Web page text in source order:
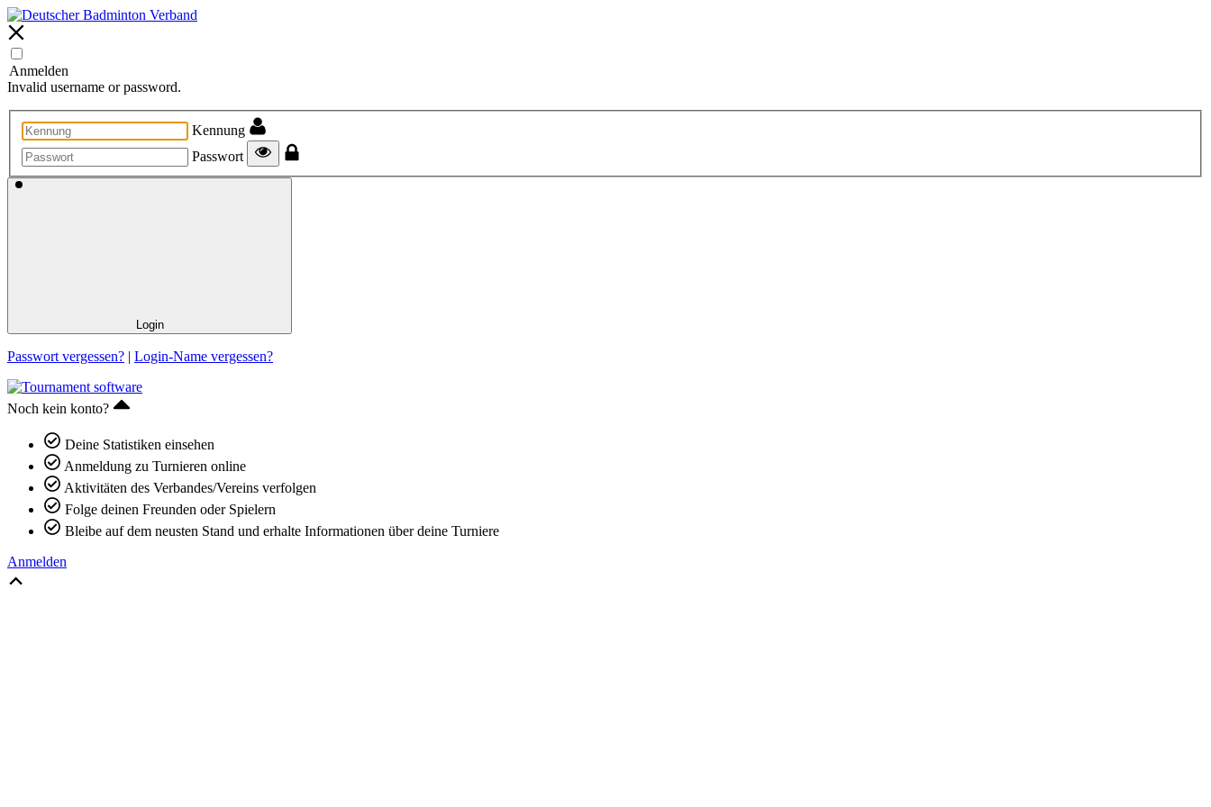
Anmelden
Invalid username or password.
Kennung
Passwort
Login
Passwort vergessen? | Login-Name vergessen?
Noch kein konto?
Deine Statistiken einsehen
Anmeldung zu Turnieren online
Aktivitäten des Verbandes/Vereins verfolgen
Folge deinen Freunden oder Spielern
Bleibe auf dem neusten Stand und erhalte Informationen über deine Turniere
Anmelden